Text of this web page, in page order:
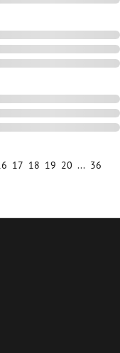
17 18 19 20 ... 36